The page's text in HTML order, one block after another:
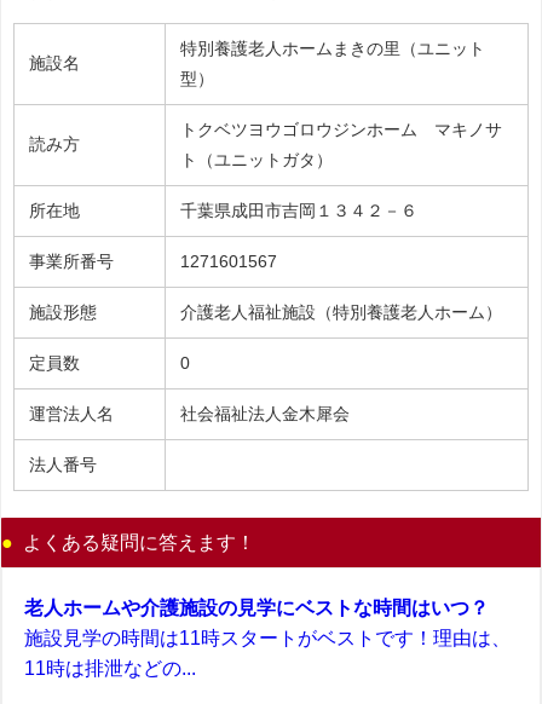
施設名
特別養護老人ホームまきの里（ユニット
型）
読み方
トクベツヨウゴロウジンホーム マキノサ
ト（ユニットガタ）
所在地 千葉県成田市吉岡１３４２－６
事業所番号 1271601567
施設形態 介護老人福祉施設（特別養護老人ホーム）
定員数 0
運営法人名 社会福祉法人金木犀会
法人番号
よくある疑問に答えます！
老人ホームや介護施設の見学にベストな時間はいつ？
施設見学の時間は11時スタートがベストです！理由は、
11時は排泄などの...